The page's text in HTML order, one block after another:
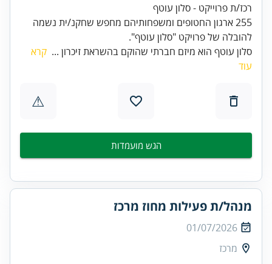
רכז/ת פרוייקט - סלון עוטף
255 ארגון החטופים ומשפחותיהם מחפש שחקנ/ית נשמה
להובלה של פרויקט "סלון עוטף".
סלון עוטף הוא מיזם חברתי שהוקם בהשראת זיכרון ... קרא
עוד
⚠
הגש מועמדות
מנהל/ת פעילות מחוז מרכז
01/07/2026
מרכז